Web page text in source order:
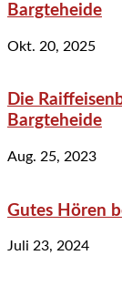
Bargteheide
Okt. 20, 2025
Die
Bargteheide
Aug. 25, 2023
Gutes Hören
Juli 23, 2024